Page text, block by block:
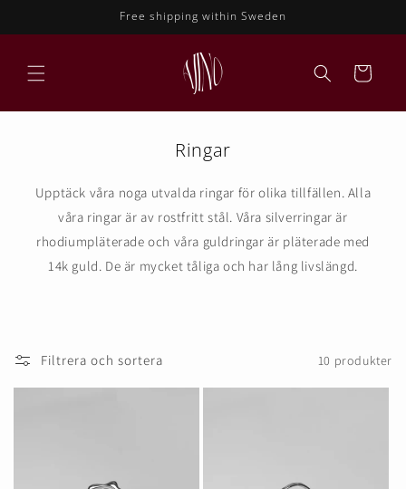
Free shipping within Sweden
Varukorg
Ringar
Upptäck våra noga utvalda ringar för olika tillfällen. Alla
våra ringar är av rostfritt stål. Våra silverringar är
rhodiumpläterade och våra guldringar är pläterade med
14k guld. De är mycket tåliga och har lång livslängd.
Filtrera och sortera 10 produkter